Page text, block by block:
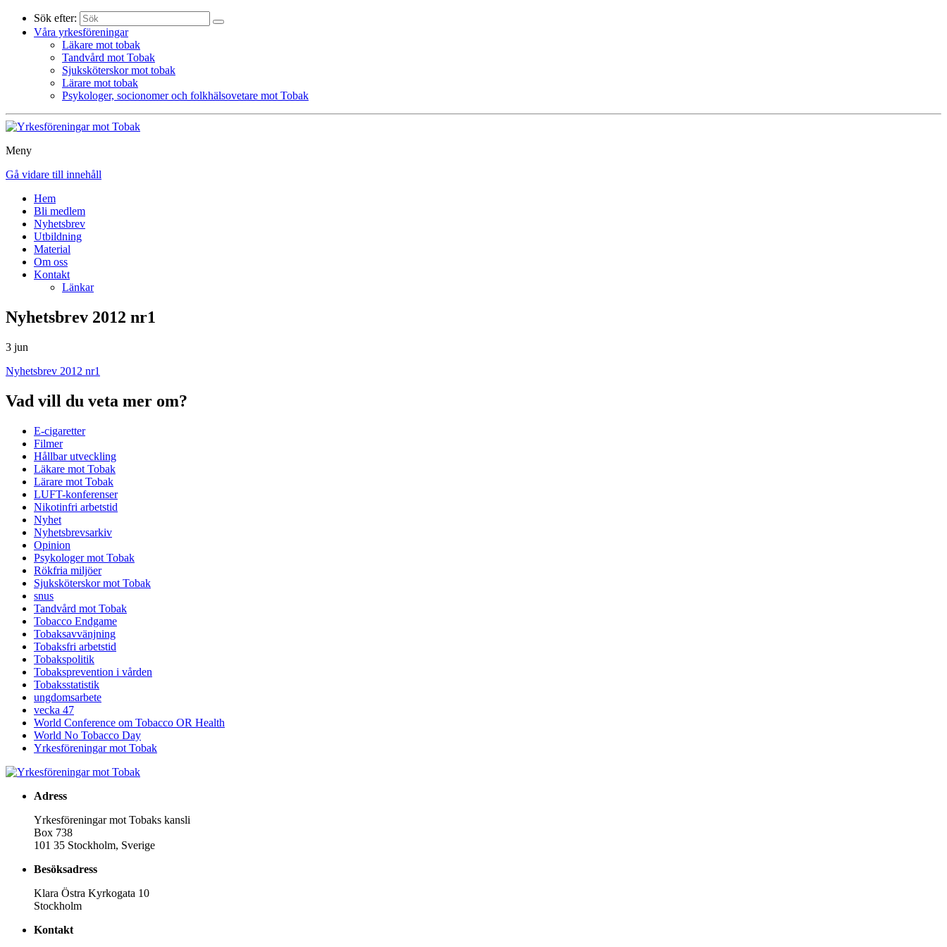
Sök efter:
Våra yrkesföreningar
Läkare mot tobak
Tandvård mot Tobak
Sjuksköterskor mot tobak
Lärare mot tobak
Psykologer, socionomer och folkhälsovetare mot Tobak
Meny
Gå vidare till innehåll
Hem
Bli medlem
Nyhetsbrev
Utbildning
Material
Om oss
Kontakt
Länkar
Nyhetsbrev 2012 nr1
3 jun
Nyhetsbrev 2012 nr1
Vad vill du veta mer om?
E-cigaretter
Filmer
Hållbar utveckling
Läkare mot Tobak
Lärare mot Tobak
LUFT-konferenser
Nikotinfri arbetstid
Nyhet
Nyhetsbrevsarkiv
Opinion
Psykologer mot Tobak
Rökfria miljöer
Sjuksköterskor mot Tobak
snus
Tandvård mot Tobak
Tobacco Endgame
Tobaksavvänjning
Tobaksfri arbetstid
Tobakspolitik
Tobaksprevention i vården
Tobaksstatistik
ungdomsarbete
vecka 47
World Conference om Tobacco OR Health
World No Tobacco Day
Yrkesföreningar mot Tobak
Adress
Yrkesföreningar mot Tobaks kansli
Box 738
101 35 Stockholm, Sverige
Besöksadress
Klara Östra Kyrkogata 10
Stockholm
Kontakt